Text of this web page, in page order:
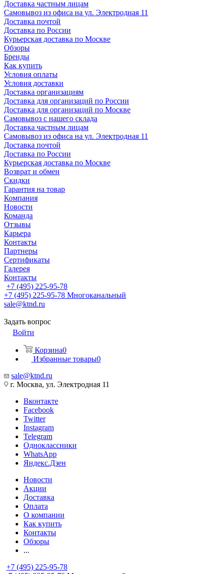
Доставка частным лицам
Самовывоз из офиса на ул. Электродная 11
Доставка почтой
Доставка по России
Курьерская доставка по Москве
Обзоры
Бренды
Как купить
Условия оплаты
Условия доставки
Доставка организациям
Доставка для организаций по России
Доставка для организаций по Москве
Самовывоз с нашего склада
Доставка частным лицам
Самовывоз из офиса на ул. Электродная 11
Доставка почтой
Доставка по России
Курьерская доставка по Москве
Возврат и обмен
Скидки
Гарантия на товар
Компания
Новости
Команда
Отзывы
Карьера
Контакты
Партнеры
Сертификаты
Галерея
Контакты
+7 (495) 225-95-78
+7 (495) 225-95-78 Многоканальный
sale@ktnd.ru
Задать вопрос
Войти
Корзина0
Избранные товары0
sale@ktnd.ru
г. Москва, ул. Электродная 11
Вконтакте
Facebook
Twitter
Instagram
Telegram
Одноклассники
WhatsApp
Яндекс.Дзен
Новости
Акции
Доставка
Оплата
О компании
Как купить
Контакты
Обзоры
...
+7 (495) 225-95-78